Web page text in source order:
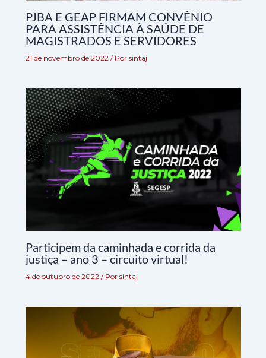
PJBA E GEAP FIRMAM CONVÊNIO
PARA ASSISTÊNCIA À SAÚDE DE
MAGISTRADOS E SERVIDORES
21 de novembro de 2022 / Por sintaj
Participem da caminhada e corrida da
justiça – ano 3 – circuito virtual!
4 de outubro de 2022 / Por sintaj